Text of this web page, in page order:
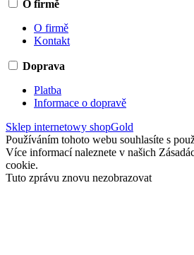
O firmě
O firmě
Kontakt
Doprava
Platba
Informace o dopravě
Sklep internetowy shopGold
Používáním tohoto webu souhlasíte s
Více informací naleznete v našich
cookie.
Tuto zprávu znovu nezobrazovat